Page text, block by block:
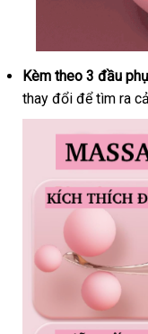
Kèm theo 3 đầu phụ
thay đổi hướng
dẫn
để tìm ra